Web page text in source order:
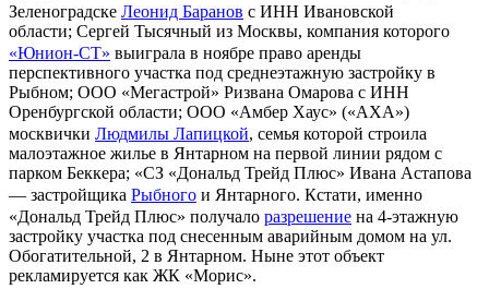
Зеленоградске Леонид Баранов с ИНН Ивановской
области; Сергей Тысячный из Москвы, компания которого
«Юнион-СТ» выиграла в ноябре право аренды
перспективного участка под среднеэтажную застройку в
Рыбном; ООО «Мегастрой» Ризвана Омарова с ИНН
Оренбургской области; ООО «Амбер Хаус» («АХА»)
москвички Людмилы Лапицкой, семья которой строила
малоэтажное жилье в Янтарном на первой линии рядом с
парком Беккера; «СЗ «Дональд Трейд Плюс» Ивана Астапова
— застройщика Рыбного и Янтарного. Кстати, именно
«Дональд Трейд Плюс» получало разрешение на 4-этажную
застройку участка под снесенным аварийным домом на ул.
Обогатительной, 2 в Янтарном. Ныне этот объект
рекламируется как ЖК «Морис».